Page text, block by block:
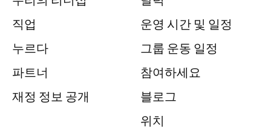
직업
누르다
파트너
재정 정보 공개
운영 시간 및 일정
그룹 운동 일정
참여하세요
블로그
위치